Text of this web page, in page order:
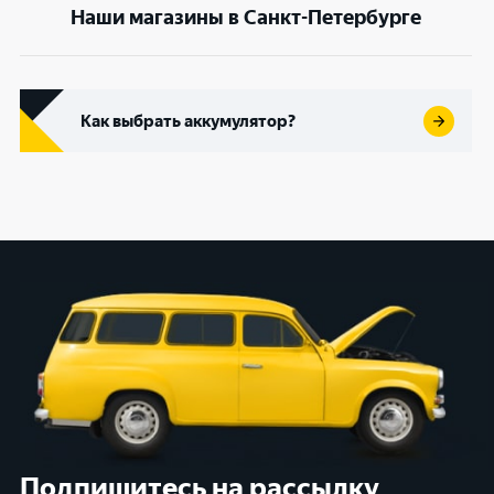
Наши магазины в Санкт-Петербурге
Как выбрать аккумулятор?